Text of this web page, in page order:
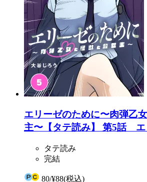
エリーゼのために〜肉弾乙
主〜【タテ読み】 第5話 エ
タテ読み
完結
80/¥88(税込)